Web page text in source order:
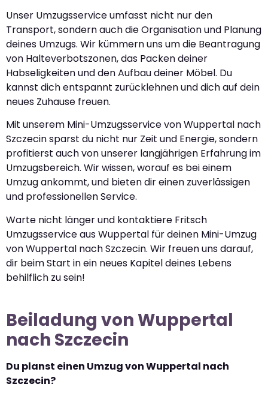
Unser Umzugsservice umfasst nicht nur den
Transport, sondern auch die Organisation und Planung
deines Umzugs. Wir kümmern uns um die Beantragung
von Halteverbotszonen, das Packen deiner
Habseligkeiten und den Aufbau deiner Möbel. Du
kannst dich entspannt zurücklehnen und dich auf dein
neues Zuhause freuen.
Mit unserem Mini-Umzugsservice von Wuppertal nach
Szczecin sparst du nicht nur Zeit und Energie, sondern
profitierst auch von unserer langjährigen Erfahrung im
Umzugsbereich. Wir wissen, worauf es bei einem
Umzug ankommt, und bieten dir einen zuverlässigen
und professionellen Service.
Warte nicht länger und kontaktiere Fritsch
Umzugsservice aus Wuppertal für deinen Mini-Umzug
von Wuppertal nach Szczecin. Wir freuen uns darauf,
dir beim Start in ein neues Kapitel deines Lebens
behilflich zu sein!
Beiladung von Wuppertal
nach Szczecin
Du planst einen Umzug von Wuppertal nach
Szczecin?